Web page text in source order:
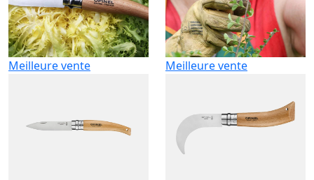
Meilleure vente Meilleure vente